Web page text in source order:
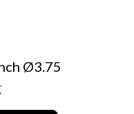
Ø3.75